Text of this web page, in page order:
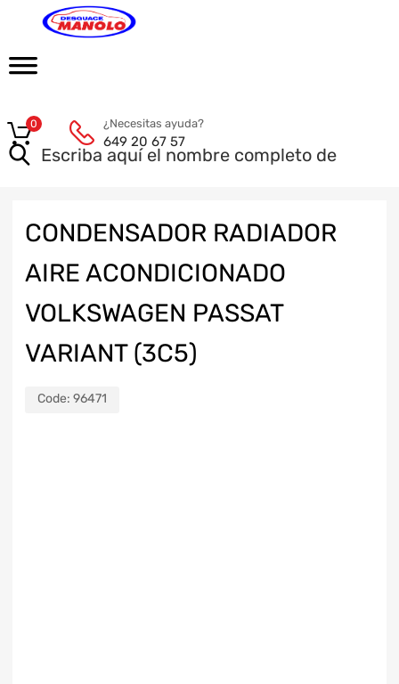
¿Necesitas ayuda?
649 20 67 57
0
CONDENSADOR RADIADOR
AIRE ACONDICIONADO
VOLKSWAGEN PASSAT
VARIANT (3C5)
Code: 96471